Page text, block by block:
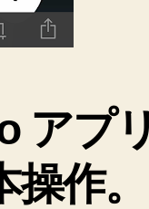
方
アプ
作。